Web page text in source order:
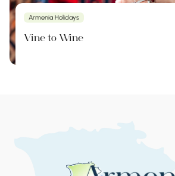
Armenia Holidays
Vine to Wine